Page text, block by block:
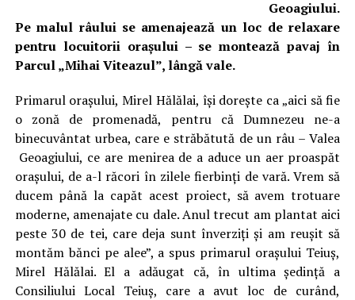
Geoagiului.
Pe malul râului se amenajează un loc de relaxare
pentru locuitorii oraşului – se montează pavaj în
Parcul „Mihai Viteazul”, lângă vale.
Primarul oraşului, Mirel Hălălai, îşi doreşte ca „aici să fie
o zonă de promenadă, pentru că Dumnezeu ne-a
binecuvântat urbea, care e străbătută de un râu – Valea
Geoagiului, ce are menirea de a aduce un aer proaspăt
oraşului, de a-l răcori în zilele fierbinţi de vară. Vrem să
ducem până la capăt acest proiect, să avem trotuare
moderne, amenajate cu dale. Anul trecut am plantat aici
peste 30 de tei, care deja sunt înverziţi şi am reuşit să
montăm bănci pe alee”, a spus primarul oraşului Teiuş,
Mirel Hălălai. El a adăugat că, în ultima şedinţă a
Consiliului Local Teiuş, care a avut loc de curând,